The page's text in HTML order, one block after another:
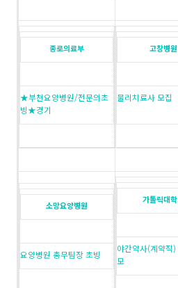
종로의료부
★부천요양병원/전문의초
빙★경기
고창병원
물리치료사 모집
소망요양병원
요양병원 총무팀장 초빙
가톨릭대
야간약사(계약직
모